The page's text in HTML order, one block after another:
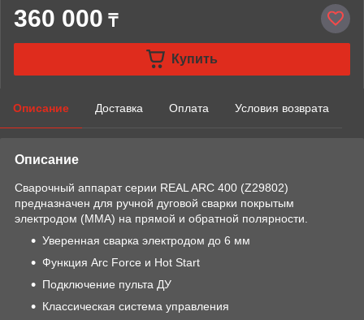
360 000 ₸
Купить
Описание Доставка Оплата Условия возврата
Описание
Сварочный аппарат серии REAL ARC 400 (Z29802)
предназначен для ручной дуговой сварки покрытым
электродом (MMA) на прямой и обратной полярности.
Уверенная сварка электродом до 6 мм
Функция Arc Force и Hot Start
Подключение пульта ДУ
Классическая система управления